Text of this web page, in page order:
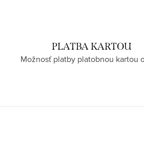
PLATBA KARTOU
Možnosť platby platobnou kartou